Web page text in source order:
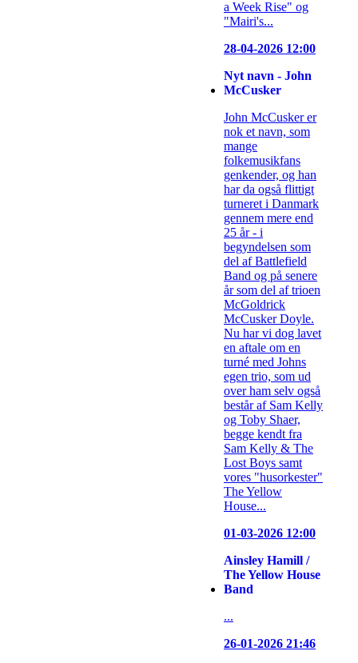
a Week Rise" og
"Mairi's...
28-04-2026 12:00
Nyt navn - John
McCusker
John McCusker er
nok et navn, som
mange
folkemusikfans
genkender, og han
har da også flittigt
turneret i Danmark
gennem mere end
25 år - i
begyndelsen som
del af Battlefield
Band og på senere
år som del af trioen
McGoldrick
McCusker Doyle.
Nu har vi dog lavet
en aftale om en
turné med Johns
egen trio, som ud
over ham selv også
består af Sam Kelly
og Toby Shaer,
begge kendt fra
Sam Kelly & The
Lost Boys samt
vores "husorkester"
The Yellow
House...
01-03-2026 12:00
Ainsley Hamill /
The Yellow House
Band
...
26-01-2026 21:46